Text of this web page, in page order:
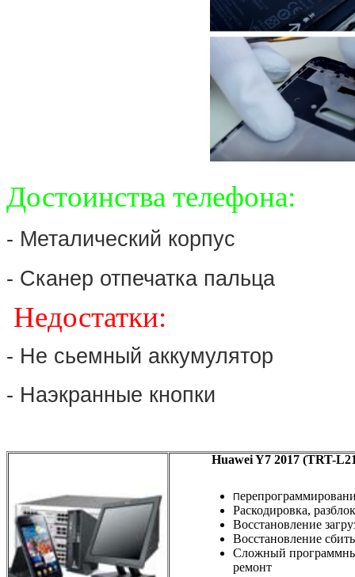
Достоинства телефона:
- Металический корпус
- Сканер отпечатка пальца
Недостатки:
- Не сьемный аккумулятор
- Наэкранные кнопки
Huawei Y7 2017 (TRT-
П
Раскодировка,
Восстановление
Восстановление
Сложный
ремонт